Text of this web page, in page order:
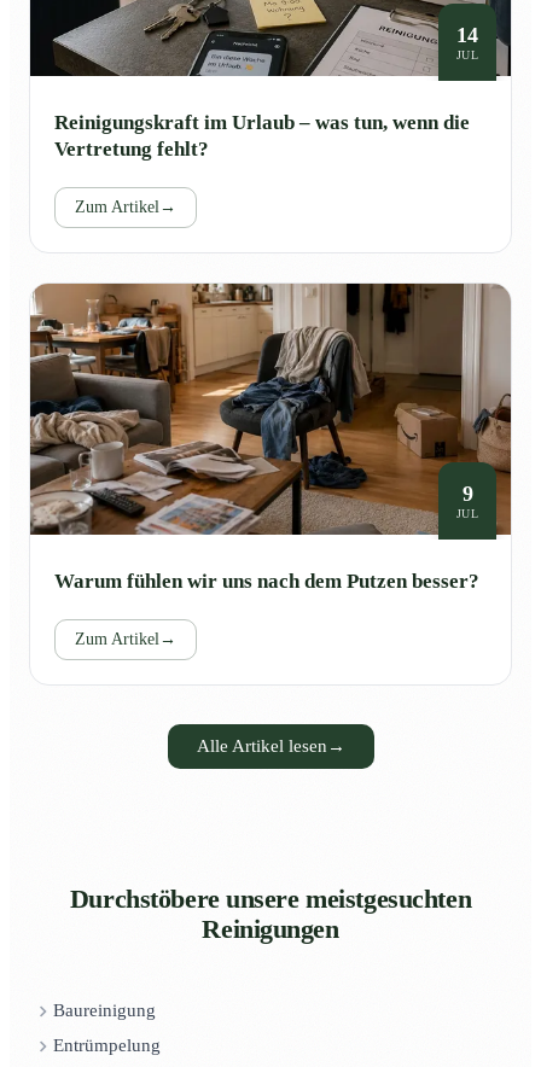
14
JUL
Reinigungskraft im Urlaub – was tun, wenn die
Vertretung fehlt?
Zum Artikel→
9
JUL
Warum fühlen wir uns nach dem Putzen besser?
Zum Artikel→
Alle Artikel lesen →
Durchstöbere unsere meistgesuchten
Reinigungen
Baureinigung
Entrümpelung